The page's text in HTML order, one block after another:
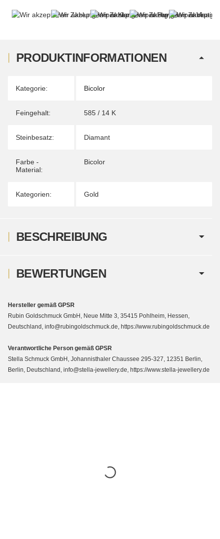
PRODUKTINFORMATIONEN
Produkteigenschaft
Wert
Kategorie: Bicolor
Feingehalt: 585 / 14 K
Steinbesatz: Diamant
Farbe -
Material:
Bicolor
Kategorien: Gold
BESCHREIBUNG
BEWERTUNGEN
Hersteller gemäß GPSR
Rubin Goldschmuck GmbH, Neue Mitte 3, 35415 Pohlheim, Hessen,
Deutschland, info@rubingoldschmuck.de, https://www.rubingoldschmuck.de
Verantwortliche Person gemäß GPSR
Stella Schmuck GmbH, Johannisthaler Chaussee 295-327, 12351 Berlin,
Berlin, Deutschland, info@stella-jewellery.de, https://www.stella-jewellery.de